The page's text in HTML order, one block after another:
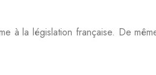
à la législation française. De